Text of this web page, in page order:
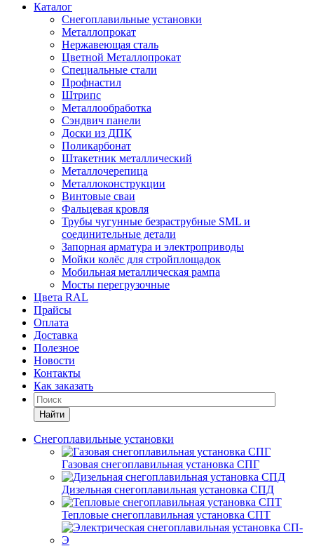
Каталог
Снегоплавильные установки
Металлопрокат
Нержавеющая сталь
Цветной Металлопрокат
Специальные стали
Профнастил
Штрипс
Металлообработка
Сэндвич панели
Доски из ДПК
Поликарбонат
Штакетник металлический
Металлочерепица
Металлоконструкции
Винтовые сваи
Фальцевая кровля
Трубы чугунные безраструбные SML и
соединительные детали
Запорная арматура и электроприводы
Мойки колёс для стройплощадок
Мобильная металлическая рампа
Мосты перегрузочные
Цвета RAL
Прайсы
Оплата
Доставка
Полезное
Новости
Контакты
Как заказать
Найти
Снегоплавильные установки
Газовая снегоплавильная установка СПГ
Дизельная снегоплавильная установка СПД
Тепловые снегоплавильная установка СПТ